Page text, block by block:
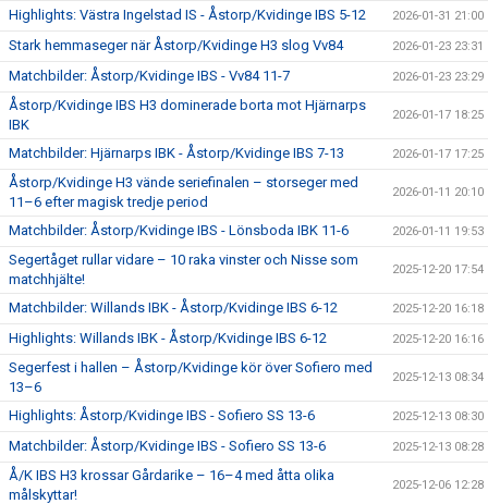
Highlights: Västra Ingelstad IS - Åstorp/Kvidinge IBS 5-12 2026-01-31 21:00
Stark hemmaseger när Åstorp/Kvidinge H3 slog Vv84 2026-01-23 23:31
Matchbilder: Åstorp/Kvidinge IBS - Vv84 11-7 2026-01-23 23:29
Åstorp/Kvidinge IBS H3 dominerade borta mot Hjärnarps
IBK
2026-01-17 18:25
Matchbilder: Hjärnarps IBK - Åstorp/Kvidinge IBS 7-13 2026-01-17 17:25
Åstorp/Kvidinge H3 vände seriefinalen – storseger med
11–6 efter magisk tredje period
2026-01-11 20:10
Matchbilder: Åstorp/Kvidinge IBS - Lönsboda IBK 11-6 2026-01-11 19:53
Segertåget rullar vidare – 10 raka vinster och Nisse som
matchhjälte!
2025-12-20 17:54
Matchbilder: Willands IBK - Åstorp/Kvidinge IBS 6-12 2025-12-20 16:18
Highlights: Willands IBK - Åstorp/Kvidinge IBS 6-12 2025-12-20 16:16
Segerfest i hallen – Åstorp/Kvidinge kör över Sofiero med
13–6
2025-12-13 08:34
Highlights: Åstorp/Kvidinge IBS - Sofiero SS 13-6 2025-12-13 08:30
Matchbilder: Åstorp/Kvidinge IBS - Sofiero SS 13-6 2025-12-13 08:28
Å/K IBS H3 krossar Gårdarike – 16–4 med åtta olika
målskyttar!
2025-12-06 12:28